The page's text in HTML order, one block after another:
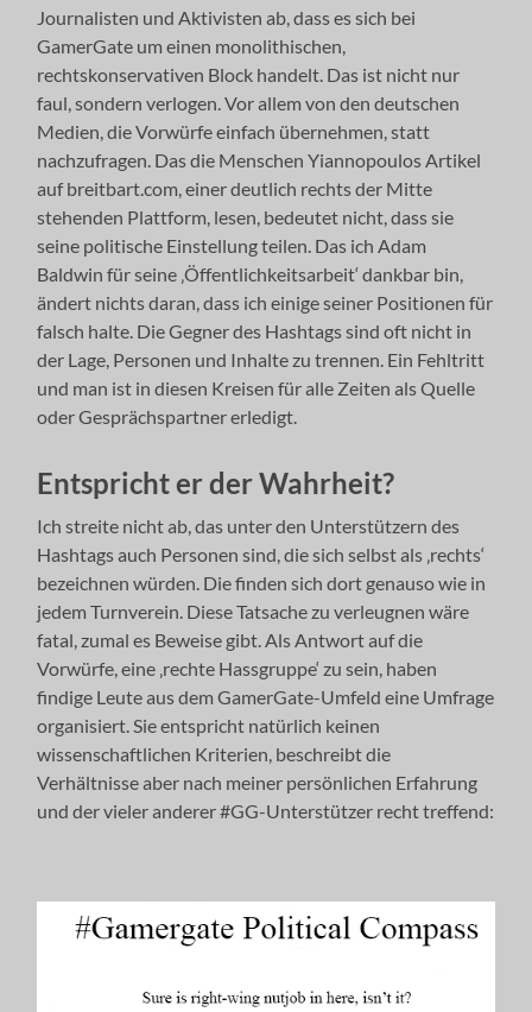
Journalisten und Aktivisten ab, dass es sich bei
GamerGate um einen monolithischen,
rechtskonservativen Block handelt. Das ist nicht nur
faul, sondern verlogen. Vor allem von den deutschen
Medien, die Vorwürfe einfach übernehmen, statt
nachzufragen. Das die Menschen Yiannopoulos Artikel
auf breitbart.com, einer deutlich rechts der Mitte
stehenden Plattform, lesen, bedeutet nicht, dass sie
seine politische Einstellung teilen. Das ich Adam
Baldwin für seine ‚Öffentlichkeitsarbeit‘ dankbar bin,
ändert nichts daran, dass ich einige seiner Positionen für
falsch halte. Die Gegner des Hashtags sind oft nicht in
der Lage, Personen und Inhalte zu trennen. Ein Fehltritt
und man ist in diesen Kreisen für alle Zeiten als Quelle
oder Gesprächspartner erledigt.
Entspricht er der Wahrheit?
Ich streite nicht ab, das unter den Unterstützern des
Hashtags auch Personen sind, die sich selbst als ‚rechts‘
bezeichnen würden. Die finden sich dort genauso wie in
jedem Turnverein. Diese Tatsache zu verleugnen wäre
fatal, zumal es Beweise gibt. Als Antwort auf die
Vorwürfe, eine ‚rechte Hassgruppe‘ zu sein, haben
findige Leute aus dem GamerGate-Umfeld eine Umfrage
organisiert. Sie entspricht natürlich keinen
wissenschaftlichen Kriterien, beschreibt die
Verhältnisse aber nach meiner persönlichen Erfahrung
und der vieler anderer #GG-Unterstützer recht treffend: